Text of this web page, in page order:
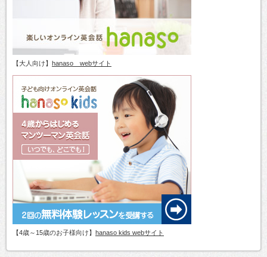
【大人向け】 hanaso webサイト
【4歳～15歳のお子様向け】 hanaso kids webサイト